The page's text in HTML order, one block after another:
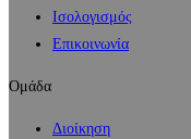
Ισολογισμός
Επικοινωνία
Ομάδα
Διοίκηση